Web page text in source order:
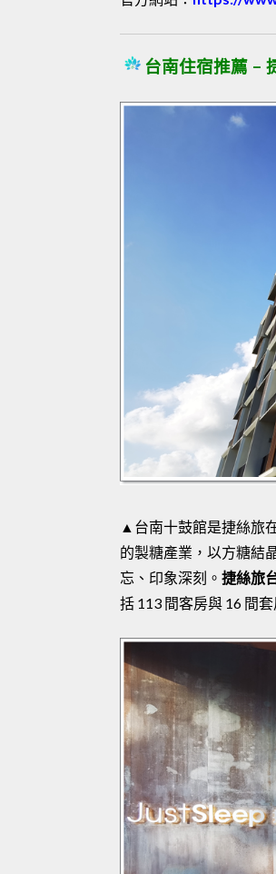
台南住宿推薦 –
▲台南十鼓館是捷絲旅
的製糖產業，以方糖結
忘、印象深刻。 捷絲旅
括 113 間客房與 16 間